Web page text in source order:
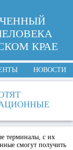
КРАЕ
НОВОСТИ
терминалы, с их
смогут получить